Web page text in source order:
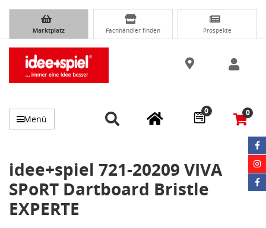
Marktplatz Fachhändler finden Prospekte
Menü
0 0
idee+spiel 721-20209 VIVA
SPoRT Dartboard Bristle
EXPERTE